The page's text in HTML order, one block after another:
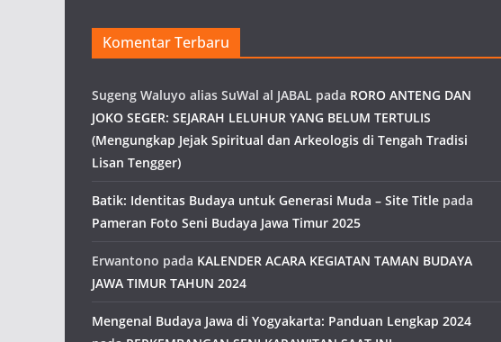
Komentar Terbaru
Sugeng Waluyo alias SuWal al JABAL pada RORO ANTENG DAN
JOKO SEGER: SEJARAH LELUHUR YANG BELUM TERTULIS
(Mengungkap Jejak Spiritual dan Arkeologis di Tengah Tradisi
Lisan Tengger)
Batik: Identitas Budaya untuk Generasi Muda – Site Title pada
Pameran Foto Seni Budaya Jawa Timur 2025
Erwantono pada KALENDER ACARA KEGIATAN TAMAN BUDAYA
JAWA TIMUR TAHUN 2024
Mengenal Budaya Jawa di Yogyakarta: Panduan Lengkap 2024